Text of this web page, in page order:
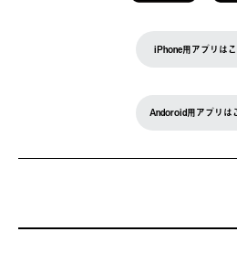
iPhone用アプリは
Andoroid用アプリは